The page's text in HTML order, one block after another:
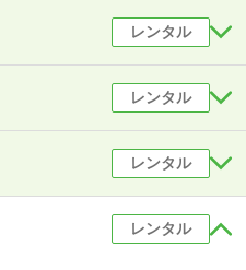
レンタル
レンタル
レンタル
レンタル